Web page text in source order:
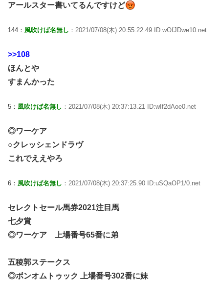
アールスター書いてるんですけど
144： 風吹けば名無し ：2021/07/08(木) 20:55:22.49 ID:wOfJDwe10.net
>>108
ほんとや
すまんかった
5： 風吹けば名無し ：2021/07/08(木) 20:37:13.21 ID:wIf2dAoe0.net
◎ワーケア
○クレッシェンドラヴ
これでええやろ
6： 風吹けば名無し ：2021/07/08(木) 20:37:25.90 ID:uSQaOP1/0.net
セレクトセール馬券2021注目馬
七夕賞
◎ワーケア 上場番号65番に弟
五稜郭ステークス
◎ボンオムトゥック 上場番号302番に妹